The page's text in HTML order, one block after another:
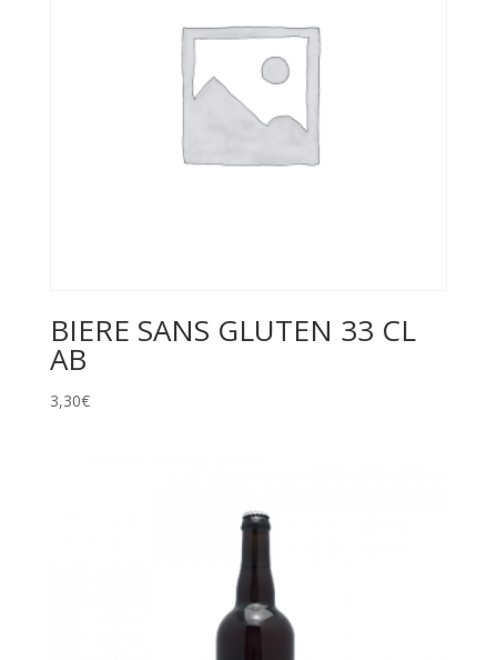
BIERE SANS GLUTEN 33 CL
AB
3,30€